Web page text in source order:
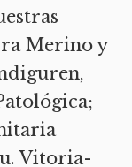
Merino y
Vitoria-